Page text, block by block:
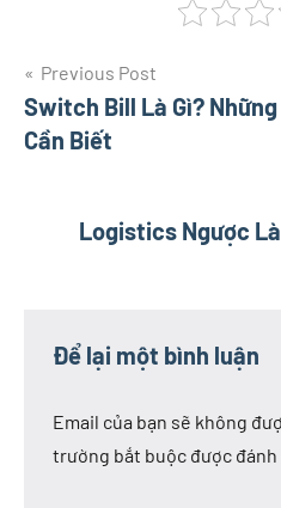
Điều
hướng
Previous Post
Switch Bill Là Gì?
Cần Biết
Logistics Ngược
Để lại một bình luận
Email của bạn sẽ không
trường bắt buộc được đánh